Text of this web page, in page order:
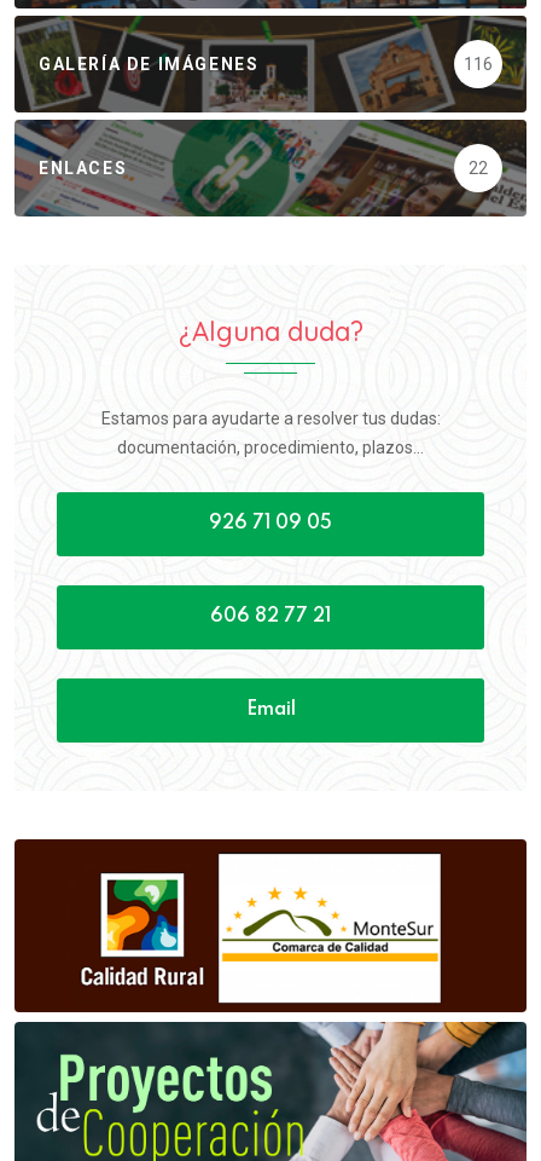
GALERÍA DE IMÁGENES 116
ENLACES 22
¿Alguna duda?
Estamos para ayudarte a resolver tus dudas:
documentación, procedimiento, plazos...
926 71 09 05
606 82 77 21
Email